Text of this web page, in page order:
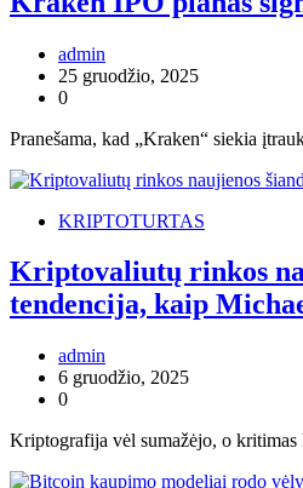
admin
25 gruodžio, 2025
0
Pranešama, kad „Kraken“ siekia
KRIPTOTURTAS
Kriptovaliutų rinkos
tendencija, kaip
admin
6 gruodžio, 2025
0
Kriptografija vėl sumažėjo, o